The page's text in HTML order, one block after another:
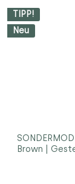
TIPP!
Neu
Brown |